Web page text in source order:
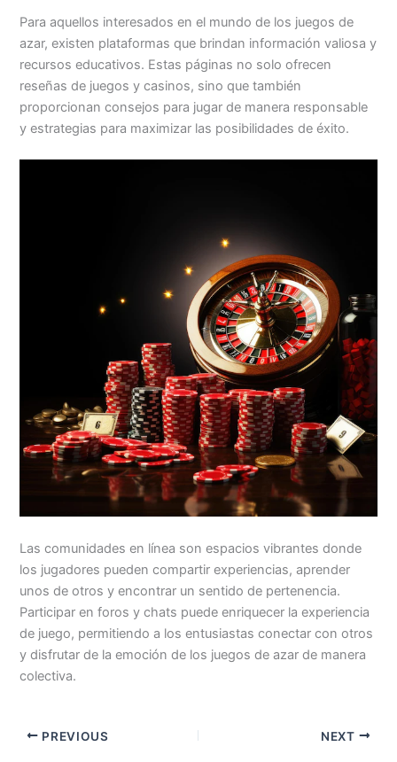
Para aquellos interesados en el mundo de los juegos de
azar, existen plataformas que brindan información valiosa y
recursos educativos. Estas páginas no solo ofrecen
reseñas de juegos y casinos, sino que también
proporcionan consejos para jugar de manera responsable
y estrategias para maximizar las posibilidades de éxito.
Las comunidades en línea son espacios vibrantes donde
los jugadores pueden compartir experiencias, aprender
unos de otros y encontrar un sentido de pertenencia.
Participar en foros y chats puede enriquecer la experiencia
de juego, permitiendo a los entusiastas conectar con otros
y disfrutar de la emoción de los juegos de azar de manera
colectiva.
PREVIOUS NEXT